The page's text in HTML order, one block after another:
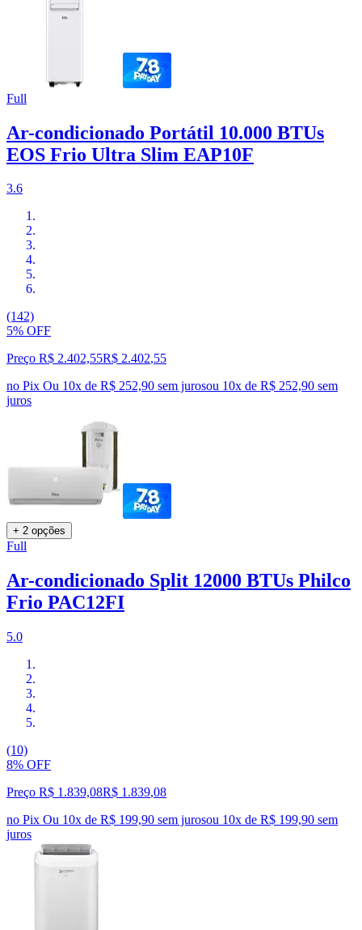
Full
Ar-condicionado Portátil 10.000 BTUs
EOS Frio Ultra Slim EAP10F
3.6
(142)
5% OFF
Preço R$ 2.402,55R$ 2.402,55
no Pix Ou 10x de R$ 252,90 sem jurosou 10x de R$ 252,90 sem
juros
+ 2 opções
Full
Ar-condicionado Split 12000 BTUs Philco
Frio PAC12FI
5.0
(10)
8% OFF
Preço R$ 1.839,08R$ 1.839,08
no Pix Ou 10x de R$ 199,90 sem jurosou 10x de R$ 199,90 sem
juros